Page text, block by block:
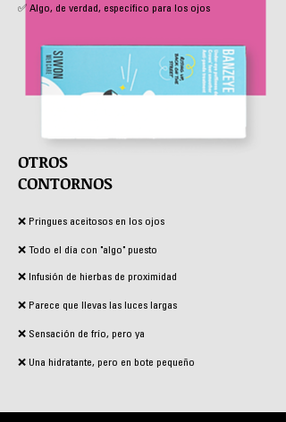
✅ Algo, de verdad, específico para los ojos
OTROS
CONTORNOS
❌ Pringues aceitosos en los ojos
❌ Todo el día con "algo" puesto
❌ Infusión de hierbas de proximidad
❌ Parece que llevas las luces largas
❌ Sensación de frío, pero ya
❌ Una hidratante, pero en bote pequeño